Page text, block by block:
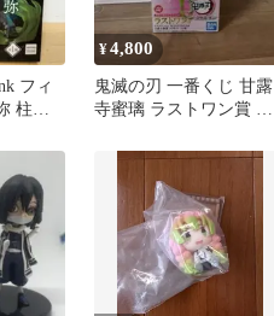
フィ
柱稽
¥4,800
鬼滅の刃 一番くじ 甘露
寺蜜璃 ラストワン賞 フ